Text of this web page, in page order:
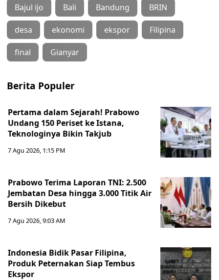
Bajul ijo Bali Bandung BRIN
desa ekonomi ekspor Filipina
final Gianyar
Berita Populer
Pertama dalam Sejarah! Prabowo
Undang 150 Periset ke Istana,
Teknologinya Bikin Takjub
7 Agu 2026, 1:15 PM
Prabowo Terima Laporan TNI: 2.500
Jembatan Desa hingga 3.000 Titik Air
Bersih Dikebut
7 Agu 2026, 9:03 AM
Indonesia Bidik Pasar Filipina,
Produk Peternakan Siap Tembus
Ekspor